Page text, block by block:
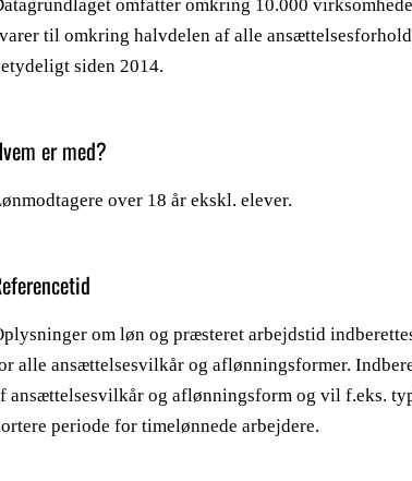
omfatter omkring 10.000
til omkring halvdelen af alle
siden 2014.
er med?
over 18 år ekskl. elever.
om løn og præsteret arbejdstid
alle ansættelsesvilkår og aflønningsformer.
ansættelsesvilkår og aflønningsform og vil f.eks.
periode for timelønnede arbejdere.